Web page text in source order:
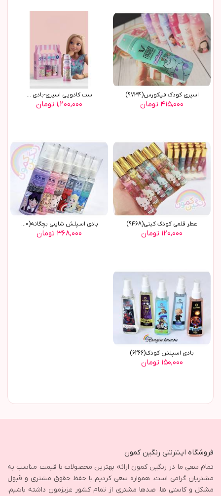
اسپری کودک فیکورس(9734)
۴۱۵,۰۰۰ تومان
ست کادویی اسپری-بادی ...
۱,۲۰۰,۰۰۰ تومان
عطر قلمي کودک کيتي(9468)
۱۲۰,۰۰۰ تومان
بادی اسپلش شاینی بچگانه(8830)
۳۶۸,۰۰۰ تومان
بادی اسپلش کودک(6266)
۱۵۰,۰۰۰ تومان
فروشگاه اینترنتی رنگین کمون
تمام سعی ما در رنگین کمون ارائه بهترین محصولات با قیمت مناسب به
مشتریان گرامی است. همواره سعی کردیم با حفظ حقوق مشتری و قبول
مشکل و کاستی ها، صدها مشتری از تمام کشور عزیزمون داشته باشیم.